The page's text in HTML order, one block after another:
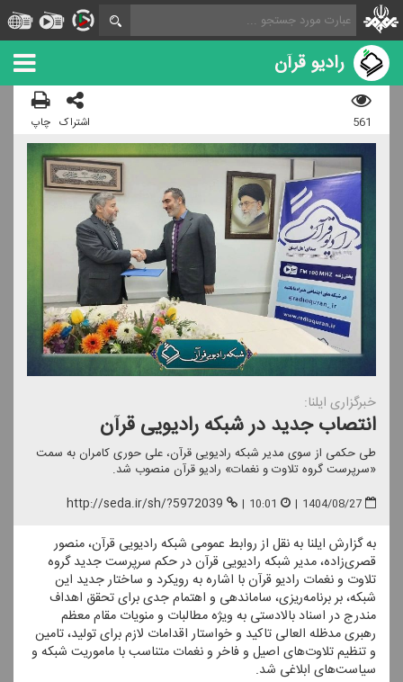
رادیو قرآن
561 اشتراک چاپ
خبرگزاری ایلنا:
انتصاب جدید در شبكه رادیویی قرآن
طی حكمی از سوی مدیر شبكه رادیویی قرآن، علی حوری كامران به سمت
«سرپرست گروه تلاوت و نغمات» رادیو قرآن منصوب شد.
1404/08/27
|
10:01
|
http://seda.ir/sh/?5972039
به گزارش ایلنا به نقل از روابط عمومی شبكه رادیویی قرآن، منصور
قصری‌زاده، مدیر شبكه رادیویی قرآن در حكم سرپرست جدید گروه
تلاوت و نغمات رادیو قرآن با اشاره به رویكرد و ساختار جدید این
شبكه، بر برنامه‌ریزی، ساماندهی و اهتمام جدی برای تحقق اهداف
مندرج در اسناد بالادستی به ویژه مطالبات و منویات مقام معظم
رهبری مدظله العالی تاكید و خواستار اقدامات لازم برای تولید، تامین
و تنظیم تلاوت‌های اصیل و فاخر و نغمات متناسب با ماموریت شبكه و
سیاست‌های ابلاغی شد.